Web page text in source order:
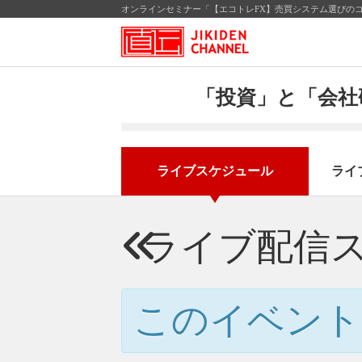
オンラインセミナー「【エコトレFX】売買システム選びの
「投資」と「会
ライブスケジュール ライ
ライブ配信
このイベン